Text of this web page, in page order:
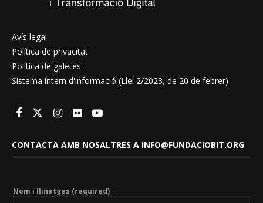
Avís legal
Política de privacitat
Política de galetes
Sistema intern d'informació (Llei 2/2023, de 20 de febrer)
CONTACTA AMB NOSALTRES A INFO@FUNDACIOBIT.ORG
Nom i llinatges (required)